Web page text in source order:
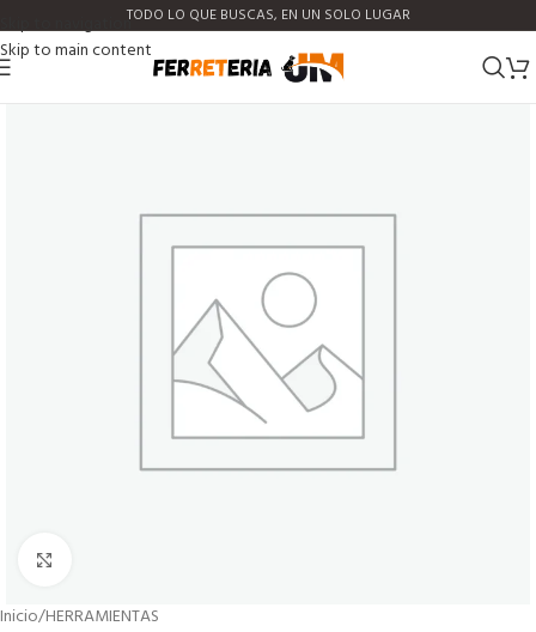
Skip to navigation
Skip to main content
TODO LO QUE BUSCAS, EN UN SOLO LUGAR
Inicio/HERRAMIENTAS